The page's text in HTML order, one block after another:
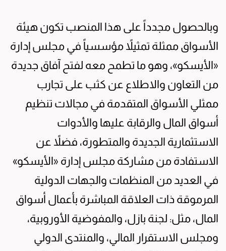
وبالحصول مجدداً على هذا المنصب تكون هيئة
الأسواق ممثلة تمثيلاً مؤسسياً في مجلس إدارة
«الأيسكو»، وهو ما تطمح معه لفتح آفاق جديدة
من التعاون والاطلاع عن كثب على تجارب
ممثلي الأسواق المتقدمة في مجالات تنظيم
أسواق المال والرقابة عليها والأدوات
الاستثمارية الجديدة والمتطورة، فضلاً عن
الاستفادة من مشاركة مجلس إدارة «الأيسكو»
في العديد من المنظمات والجهات الدولية
المرموقة ذات العلاقة المباشرة بأعمال أسواق
المال، مثل: لجنة بازل، والمفوضية الأوروبية،
ومجلس الاستقرار المالي، والمنتدى الدولي